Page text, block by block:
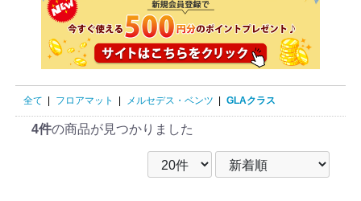
全て | フロアマット | メルセデス・ベンツ | GLAクラス
4件の商品が見つかりました